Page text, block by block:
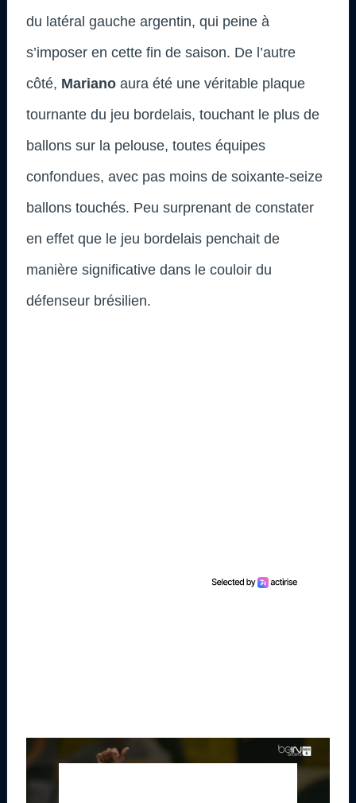
du latéral gauche argentin, qui peine à
s’imposer en cette fin de saison. De l’autre
côté, Mariano aura été une véritable plaque
tournante du jeu bordelais, touchant le plus de
ballons sur la pelouse, toutes équipes
confondues, avec pas moins de soixante-seize
ballons touchés. Peu surprenant de constater
en effet que le jeu bordelais penchait de
manière significative dans le couloir du
défenseur brésilien.